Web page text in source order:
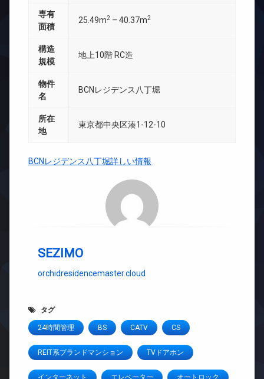
専有
面積
25.49m2 – 40.37m2
構造
規模
地上10階 RC造
物件
名
BCNレジデンス八丁堀
所在
地
東京都中央区湊1-12-10
BCNレジデンス八丁堀詳しい情報
SEZIMO
orchidresidencemaster.cloud
タグ
24時間管理 BS CATV CS
REIT系ブランドマンション TVドアホン
インターネット エレベーター オートロック